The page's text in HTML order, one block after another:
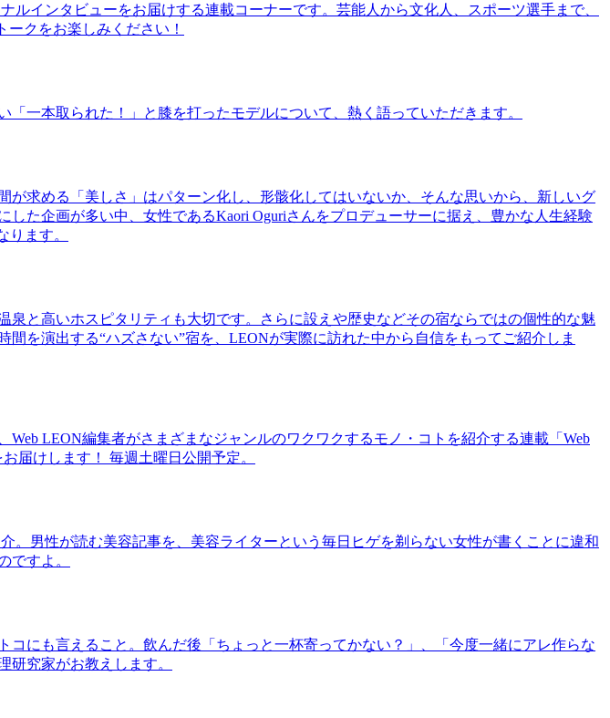
インタビューをお届けする連載コーナーです。芸能人から文化人、スポーツ選手まで、
クをお楽しみください！
一本取られた！」と膝を打ったモデルについて、熱く語っていただきます。
求める「美しさ」はパターン化し、形骸化してはいないか、そんな思いから、新しいグ
た企画が多い中、女性であるKaori Oguriさんをプロデューサーに据え、豊かな人生経験
ます。
と高いホスピタリティも大切です。さらに設えや歴史などその宿ならではの個性的な魅
を演出する“ハズさない”宿を、LEONが実際に訪れた中から自信をもってご紹介しま
LEON編集者がさまざまなジャンルのワクワクするモノ・コトを紹介する連載「Web
届けします！ 毎週土曜日公開予定。
。男性が読む美容記事を、美容ライターという毎日ヒゲを剃らない女性が書くことに違和
ですよ。
にも言えること。飲んだ後「ちょっと一杯寄ってかない？」、「今度一緒にアレ作らな
究家がお教えします。